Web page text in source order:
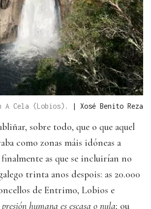
A Cela (Lobios). | Xosé Benito Reza
sobre todo, que o que aquel
como zonas máis idóneas a
as que se incluirían no
trinta anos despois: as 20.000
de Entrimo, Lobios e
humana es escasa o nula; ou